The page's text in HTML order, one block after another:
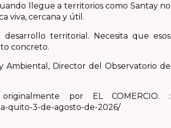
llegue a territorios como Santay no
viva, cercana y útil.
territorial. Necesita que esos
concreto.
Ambiental, Director del Observatorio de
por EL COMERCIO. :
quito-3-de-agosto-de-2026/